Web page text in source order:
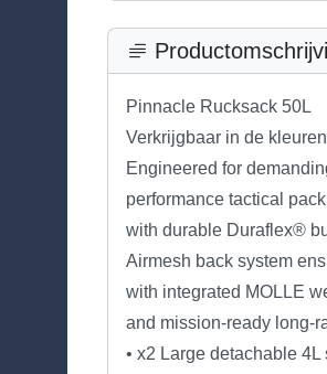
Pinnacle Rucksack 50L
Verkrijgbaar in de
Engineered for
performance tactical
with durable Duraflex®
Airmesh back system
with integrated MOLLE
and mission-ready long-
• x2 Large detachable